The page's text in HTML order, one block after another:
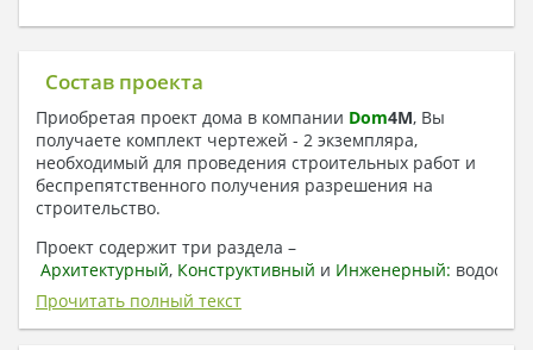
Состав проекта
Приобретая проект дома в компании Dom4M, Вы
получаете комплект чертежей - 2 экземпляра,
необходимый для проведения строительных работ и
беспрепятственного получения разрешения на
строительство.
Проект содержит три раздела –
Архитектурный, Конструктивный и Инженерный:
отопление, вентиляция, канализация,
электроснабжение (приобретается за дополнительную
плату) + Пояснительная записка.
Прочитать полный текст